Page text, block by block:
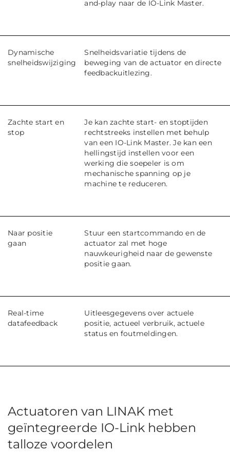
and-play naar de IO-Link Master.
Dynamische
snelheidswijziging
Snelheidsvariatie tijdens de
beweging van de actuator en directe
feedbackuitlezing.
Zachte start en
stop
Je kan zachte start- en stoptijden
rechtstreeks instellen met behulp
van een IO-Link Master. Je kan een
hellingstijd instellen voor een
werking die soepeler is om
mechanische spanning op je
machine te reduceren.
Naar positie
gaan
Stuur een startcommando en de
actuator zal met hoge
nauwkeurigheid naar de gewenste
positie gaan.
Real-time
datafeedback
Uitleesgegevens over actuele
positie, actueel verbruik, actuele
status en foutmeldingen.
Actuatoren van LINAK met
geïntegreerde IO-Link hebben
talloze voordelen